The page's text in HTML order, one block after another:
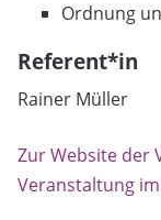
Ordnung
Referent*in
Rainer Müller
Zur Website der
Veranstaltung